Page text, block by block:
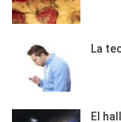
La
El